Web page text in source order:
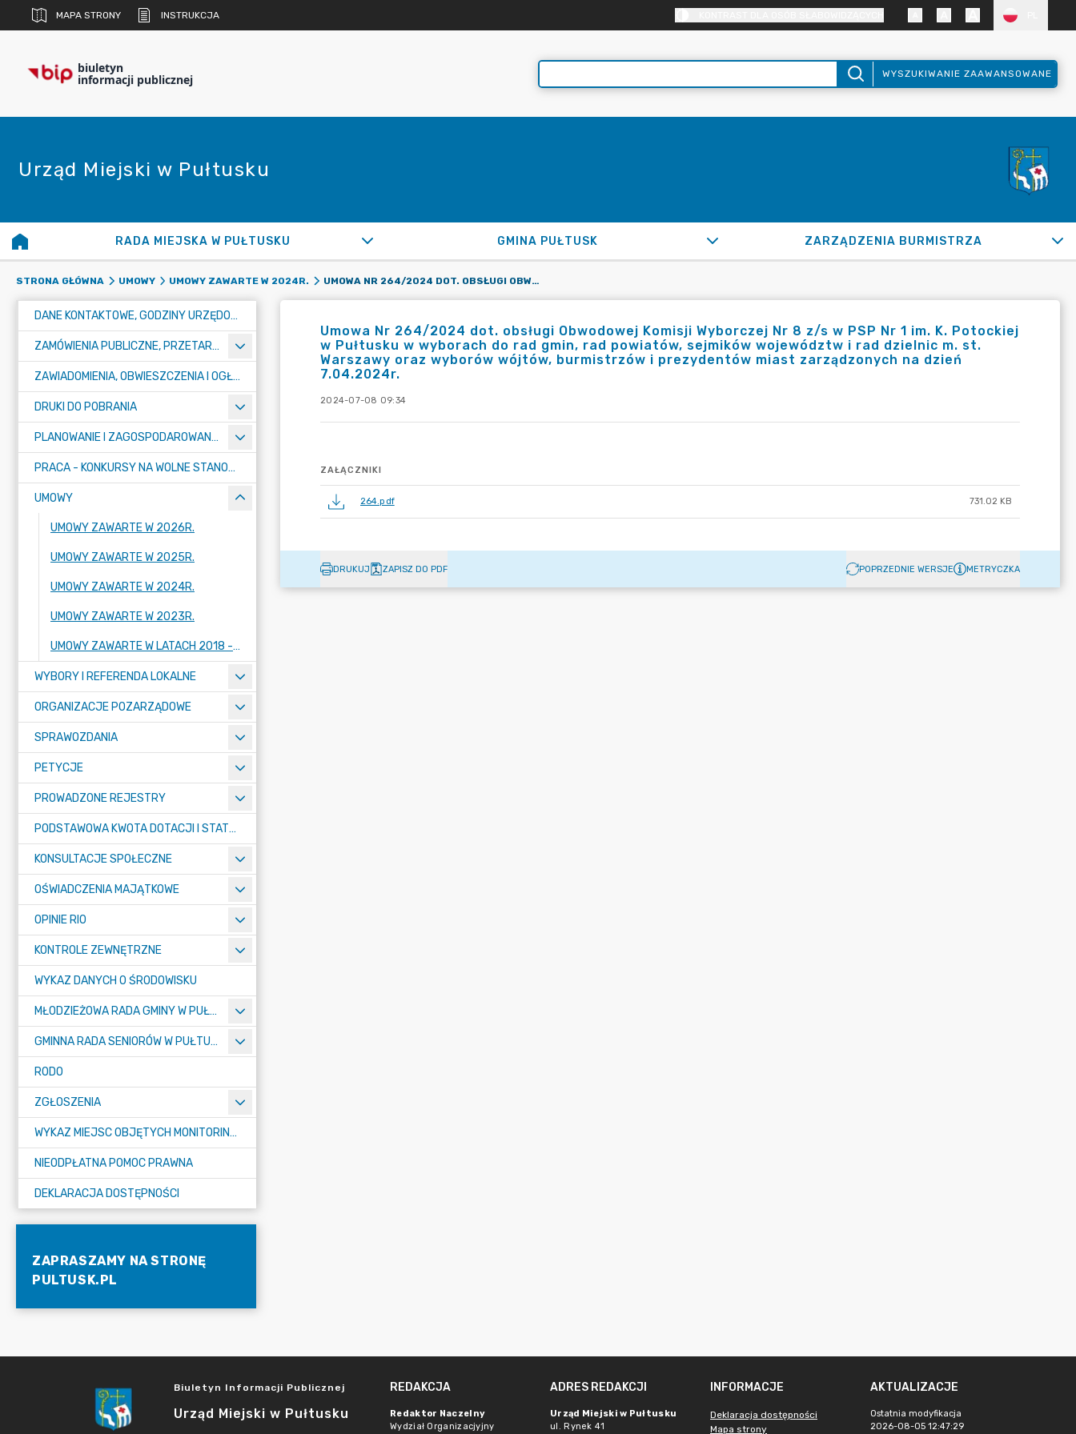
MAPA STRONY INSTRUKCJA
biuletyn
informacji publicznej WYSZUKIWANIE ZAAWANSOWANE
Urząd Miejski w Pułtusku
RADA MIEJSKA W PUŁTUSKU GMINA PUŁTUSK ZARZĄDZENIA BURMISTRZA
STRONA GŁÓWNA UMOWY UMOWY ZAWARTE W 2024R. UMOWA NR 264/2024 DOT. OBSŁUGI OBWODOWEJ KOMISJI WYBORCZEJ NR 8 Z/S W PSP NR 1 IM. K. POTOCKIEJ W PUŁTUSKU W WYBORACH DO RAD GMIN, RAD POWIATÓW, SEJMIKÓW WOJEWÓDZTW I RAD DZIELNIC M. ST. WARSZAWY ORAZ WYBORÓW WÓJTÓW, BURMISTRZÓW I PREZYDENTÓW MIAST ZARZĄDZONYCH NA DZIEŃ 7.04.2024R.
DANE KONTAKTOWE, GODZINY URZĘDOWANIA I NUMER KONTA BANKOWEGO
ZAMÓWIENIA PUBLICZNE, PRZETARGI, KONKURSY
ZAWIADOMIENIA, OBWIESZCZENIA I OGŁOSZENIA
DRUKI DO POBRANIA
PLANOWANIE I ZAGOSPODAROWANIE PRZESTRZENNE
PRACA - KONKURSY NA WOLNE STANOWISKA
UMOWY
UMOWY ZAWARTE W 2026R.
UMOWY ZAWARTE W 2025R.
UMOWY ZAWARTE W 2024R.
UMOWY ZAWARTE W 2023R.
UMOWY ZAWARTE W LATACH 2018 - 2022
WYBORY I REFERENDA LOKALNE
ORGANIZACJE POZARZĄDOWE
SPRAWOZDANIA
PETYCJE
PROWADZONE REJESTRY
PODSTAWOWA KWOTA DOTACJI I STATYSTYCZNA LICZBA UCZNIÓW
KONSULTACJE SPOŁECZNE
OŚWIADCZENIA MAJĄTKOWE
OPINIE RIO
KONTROLE ZEWNĘTRZNE
WYKAZ DANYCH O ŚRODOWISKU
MŁODZIEŻOWA RADA GMINY W PUŁTUSKU
GMINNA RADA SENIORÓW W PUŁTUSKU
RODO
ZGŁOSZENIA
WYKAZ MIEJSC OBJĘTYCH MONITORINGIEM
NIEODPŁATNA POMOC PRAWNA
DEKLARACJA DOSTĘPNOŚCI
ZAPRASZAMY NA STRONĘ
PULTUSK.PL
Umowa Nr 264/2024 dot. obsługi Obwodowej Komisji Wyborczej Nr 8 z/s w PSP Nr 1 im. K. Potockiej
w Pułtusku w wyborach do rad gmin, rad powiatów, sejmików województw i rad dzielnic m. st.
Warszawy oraz wyborów wójtów, burmistrzów i prezydentów miast zarządzonych na dzień
7.04.2024r.
2024-07-08 09:34
ZAŁĄCZNIKI
264.pdf 731.02 KB
DRUKUJ ZAPISZ DO PDF POPRZEDNIE WERSJE METRYCZKA
Biuletyn Informacji Publicznej
Urząd Miejski w Pułtusku
REDAKCJA
Redaktor Naczelny
Wydział Organizacjyjny
ADRES REDAKCJI
Urząd Miejski w Pułtusku
ul. Rynek 41
INFORMACJE
Deklaracja dostępności
Mapa strony
AKTUALIZACJE
Ostatnia modyfikacja
2026-08-05 12:47:29